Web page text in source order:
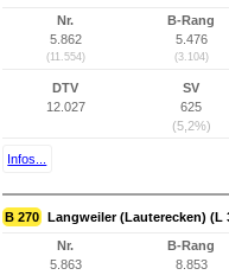
Nr.
5.862
(11.554)
B-Rang
5.476
(3.104)
DTV
12.027
SV
625
(5,2%)
Infos...
B 270 Langweiler (Lauterecken) (L
Nr.
5.863
B-Rang
8.853